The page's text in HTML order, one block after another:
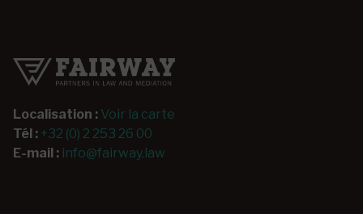
Localisation : Voir la carte
Tél : +32 (0) 2 253 26 00
E-mail : info@fairway.law